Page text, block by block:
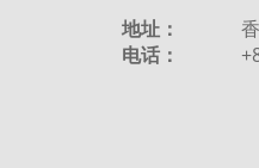
地址：
电话：